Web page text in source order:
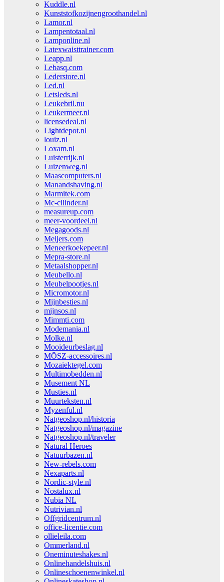
Kuddle.nl
Kunststofkozijnengroothandel.nl
Lamor.nl
Lampentotaal.nl
Lamponline.nl
Latexwaisttrainer.com
Leapp.nl
Lebasq.com
Lederstore.nl
Led.nl
Letsleds.nl
Leukebril.nu
Leukermeer.nl
licensedeal.nl
Lightdepot.nl
louiz.nl
Loxam.nl
Luisterrijk.nl
Luizenweg.nl
Maascomputers.nl
Manandshaving.nl
Marmitek.com
Mc-cilinder.nl
measureup.com
meer-voordeel.nl
Megagoods.nl
Meijers.com
Meneerkoekepeer.nl
Mepra-store.nl
Metaalshopper.nl
Meubello.nl
Meubelpootjes.nl
Micromotor.nl
Mijnbesties.nl
mijnsos.nl
Mimmti.com
Modemania.nl
Molke.nl
Mooideurbeslag.nl
MŌSZ-accessoires.nl
Mozaiektegel.com
Multimobedden.nl
Musement NL
Musties.nl
Muurteksten.nl
Myzenful.nl
Natgeoshop.nl/historia
Natgeoshop.nl/magazine
Natgeoshop.nl/traveler
Natural Heroes
Natuurbazen.nl
New-rebels.com
Nexaparts.nl
Nordic-style.nl
Nostalux.nl
Nubia NL
Nutrivian.nl
Offgridcentrum.nl
office-licentie.com
ollieleila.com
Ommerland.nl
Oneminuteshakes.nl
Onlinehandelshuis.nl
Onlineschoenenwinkel.nl